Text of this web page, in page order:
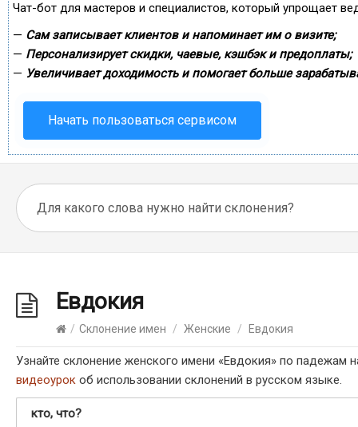
Чат-бот для мастеров и специалистов, который упрощает
— Сам записывает клиентов и напоминает им о визите;
— Персонализирует скидки, чаевые, кэшбэк и предоплаты;
— Увеличивает доходимость и помогает больше
Начать пользоваться сервисом
Евдокия
/ Склонение имен / Женские / Евдокия
Узнайте склонение женского имени «Евдокия» по падежам
видеоурок об использовании склонений в русском языке.
кто, что?